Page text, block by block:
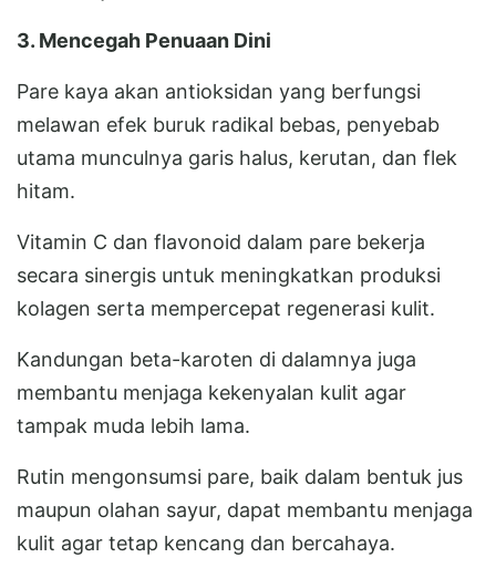
3. Mencegah Penuaan Dini
Pare kaya akan antioksidan yang berfungsi
melawan efek buruk radikal bebas, penyebab
utama munculnya garis halus, kerutan, dan flek
hitam.
Vitamin C dan flavonoid dalam pare bekerja
secara sinergis untuk meningkatkan produksi
kolagen serta mempercepat regenerasi kulit.
Kandungan beta-karoten di dalamnya juga
membantu menjaga kekenyalan kulit agar
tampak muda lebih lama.
Rutin mengonsumsi pare, baik dalam bentuk jus
maupun olahan sayur, dapat membantu menjaga
kulit agar tetap kencang dan bercahaya.